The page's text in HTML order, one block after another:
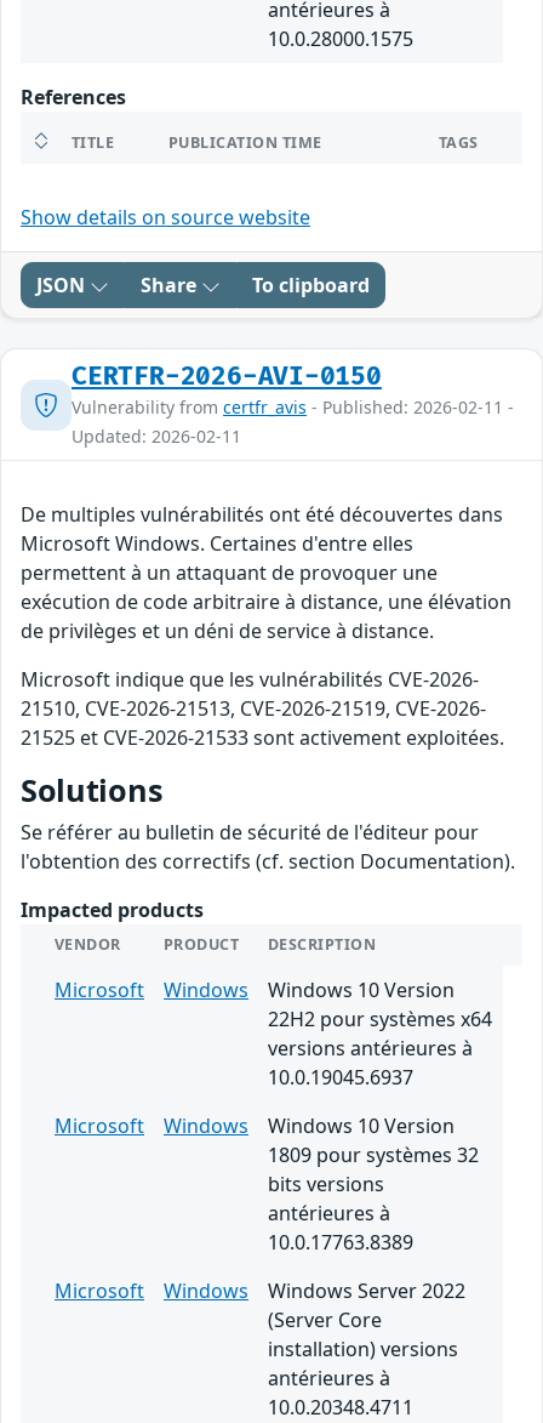
antérieures à
10.0.28000.1575
References
TITLE PUBLICATION TIME TAGS
Show details on source website
JSON Share To clipboard
CERTFR-2026-AVI-0150
Vulnerability from certfr_avis - Published: 2026-02-11 -
Updated: 2026-02-11
De multiples vulnérabilités ont été découvertes dans
Microsoft Windows. Certaines d'entre elles
permettent à un attaquant de provoquer une
exécution de code arbitraire à distance, une élévation
de privilèges et un déni de service à distance.
Microsoft indique que les vulnérabilités CVE-2026-
21510, CVE-2026-21513, CVE-2026-21519, CVE-2026-
21525 et CVE-2026-21533 sont activement exploitées.
Solutions
Se référer au bulletin de sécurité de l'éditeur pour
l'obtention des correctifs (cf. section Documentation).
Impacted products
VENDOR PRODUCT DESCRIPTION
Microsoft Windows
Windows 10 Version
22H2 pour systèmes x64
versions antérieures à
10.0.19045.6937
Microsoft
Windows
Windows 10 Version
1809 pour systèmes 32
bits versions
antérieures à
10.0.17763.8389
Microsoft
Windows
Windows Server 2022
(Server Core
installation) versions
antérieures à
10.0.20348.4711